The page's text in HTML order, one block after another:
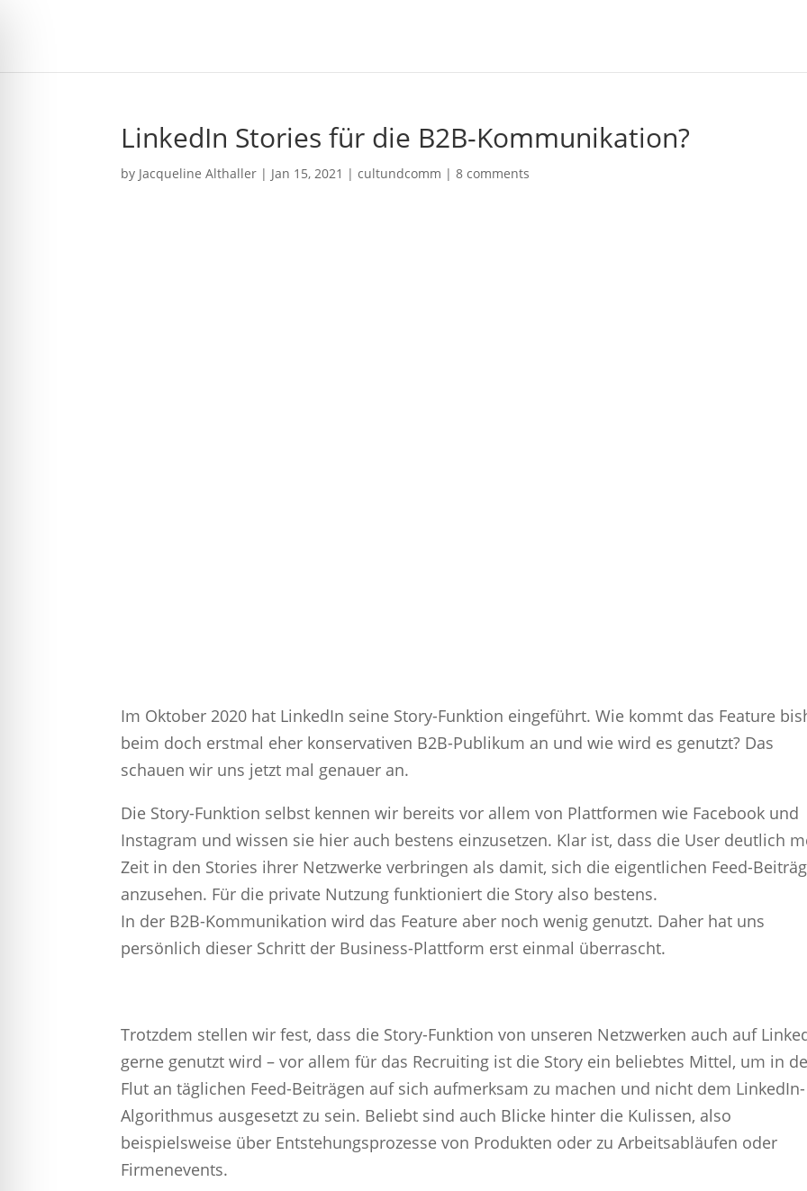
LinkedIn Stories für die B2B-Kommunikation?
by Jacqueline Althaller | Jan 15, 2021 |cultundcomm |8 comments
Im Oktober 2020 hat LinkedIn seine Story-Funktion eingeführt. Wie kommt das Feature
beim doch erstmal eher konservativen B2B-Publikum an und wie wird es genutzt? Das
schauen wir uns jetzt mal genauer an.
Die Story-Funktion selbst kennen wir bereits vor allem von Plattformen wie Facebook und
Instagram und wissen sie hier auch bestens einzusetzen. Klar ist, dass die User deutlich
Zeit in den Stories ihrer Netzwerke verbringen als damit, sich die eigentlichen Feed-
anzusehen. Für die private Nutzung funktioniert die Story also bestens.
In der B2B-Kommunikation wird das Feature aber noch wenig genutzt. Daher hat uns
persönlich dieser Schritt der Business-Plattform erst einmal überrascht.
Trotzdem stellen wir fest, dass die Story-Funktion von unseren Netzwerken auch auf
gerne genutzt wird – vor allem für das Recruiting ist die Story ein beliebtes Mittel, um in
Flut an täglichen Feed-Beiträgen auf sich aufmerksam zu machen und nicht dem LinkedIn-
Algorithmus ausgesetzt zu sein. Beliebt sind auch Blicke hinter die Kulissen, also
beispielsweise über Entstehungsprozesse von Produkten oder zu Arbeitsabläufen oder
Firmenevents.